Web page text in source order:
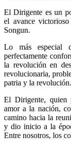
El Dirigente es un
el avance
Songun.
Lo más especial
perfectamente
la revolución en
revolucionaria,
patria y la revolución.
El Dirigente, quien
amor a la nación,
camino hacia la
y dio inicio a la
Entre nosotros, los